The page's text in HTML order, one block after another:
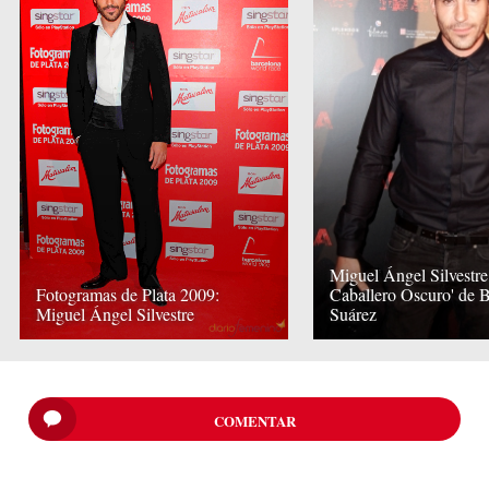
Fotogramas de Plata 2009:
Miguel Ángel Silvestre
Miguel Ángel
Caballero Oscuro' de
Suárez
COMENTAR